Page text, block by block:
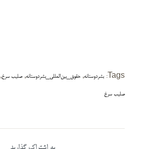
Tags: بشردوستانه,حقوق_بین‌المللی_بشردوستانه,صلیب سرخ,
صلیب سرخ